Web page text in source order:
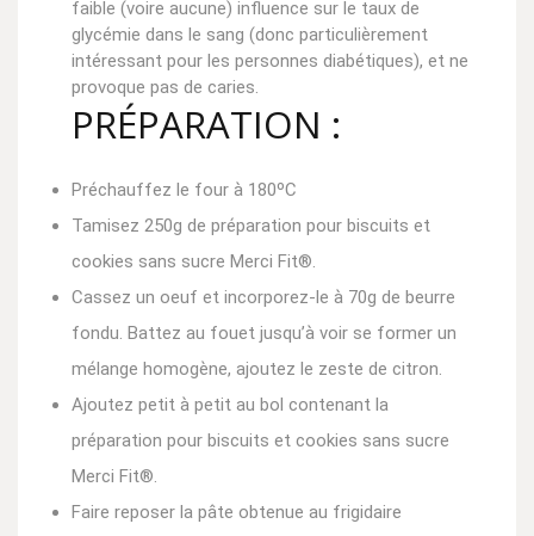
faible (voire aucune) influence sur le taux de
glycémie dans le sang (donc particulièrement
intéressant pour les personnes diabétiques), et ne
provoque pas de caries.
PRÉPARATION :
Préchauffez le four à 180ºC
Tamisez 250g de préparation pour biscuits et
cookies sans sucre Merci Fit®.
Cassez un oeuf et incorporez-le à 70g de beurre
fondu. Battez au fouet jusqu’à voir se former un
mélange homogène, ajoutez le zeste de citron.
Ajoutez petit à petit au bol contenant la
préparation pour biscuits et cookies sans sucre
Merci Fit®.
Faire reposer la pâte obtenue au frigidaire